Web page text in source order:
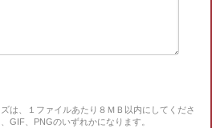
は、１ファイルあたり８ＭＢ以内にしてくださ
GIF、PNGのいずれかになります。